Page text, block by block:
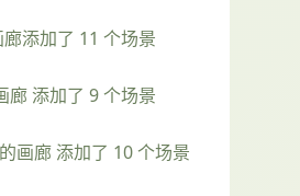
添加了 11 个场景
廊 添加了 9 个场景
画廊 添加了 10 个场景